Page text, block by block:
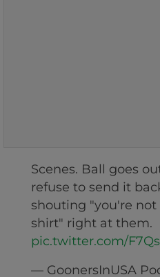
Scenes. Ball goes
refuse to send it
shouting "you're
shirt" right at them.
pic.twitter.com/
— GoonersInUSA